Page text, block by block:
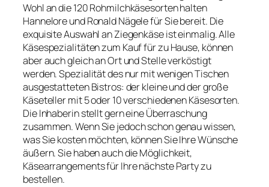
Wohl an die 120 Rohmilchkäsesorten halten
Hannelore und Ronald Nägele für Sie bereit. Die
exquisite Auswahl an Ziegenkäse ist einmalig. Alle
Käsespezialitäten zum Kauf für zu Hause, können
aber auch gleich an Ort und Stelle verköstigt
werden. Spezialität des nur mit wenigen Tischen
ausgestatteten Bistros: der kleine und der große
Käseteller mit 5 oder 10 verschiedenen Käsesorten.
Die Inhaberin stellt gern eine Überraschung
zusammen. Wenn Sie jedoch schon genau wissen,
was Sie kosten möchten, können Sie Ihre Wünsche
äußern. Sie haben auch die Möglichkeit,
Käsearrangements für Ihre nächste Party zu
bestellen.